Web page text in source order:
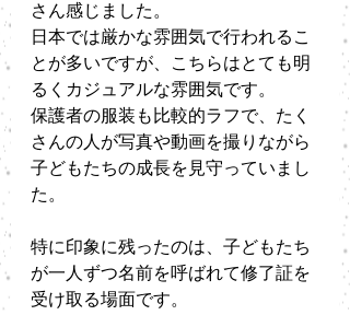
さん感じました。
日本では厳かな雰囲気で行われるこ
とが多いですが、こちらはとても明
るくカジュアルな雰囲気です。
保護者の服装も比較的ラフで、たく
さんの人が写真や動画を撮りながら
子どもたちの成長を見守っていまし
た。
特に印象に残ったのは、子どもたち
が一人ずつ名前を呼ばれて修了証を
受け取る場面です。